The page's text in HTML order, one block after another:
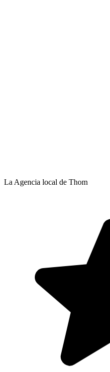
La Agencia local de Thom